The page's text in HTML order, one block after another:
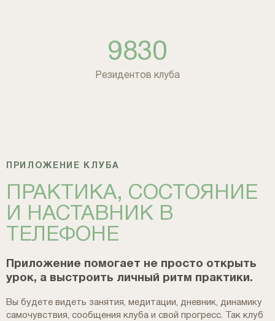
9830
Резидентов клуба
ПРИЛОЖЕНИЕ КЛУБА
ПРАКТИКА, СОСТОЯНИЕ
И НАСТАВНИК В
ТЕЛЕФОНЕ
Приложение помогает не просто открыть
урок, а выстроить личный ритм практики.
Вы будете видеть занятия, медитации, дневник, динамику
самочувствия, сообщения клуба и свой прогресс. Так клуб